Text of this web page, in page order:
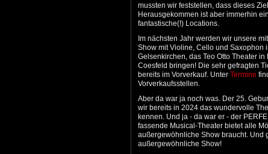
mussten wir feststellen, dass dieses
Herausgekommen ist aber immerhin
fantastische(!) Locations.
Im nächsten Jahr werden wir unsere
Show mit Violine, Cello und Saxophon
Gelsenkirchen, das Teo Otto Theater
Coesfeld bringen! Die sehr gefragten
bereits im Vorverkauf. Unter Termine
Vorverkaufsstellen.
Aber da war ja noch was. Der 25.
wir bereits in 2024 das wundervolle
kennen. Und ja - da war er - der
fassende Musical-Theater bietet alle
außergewöhnliche Show braucht. Und
außergewöhnliche Show!